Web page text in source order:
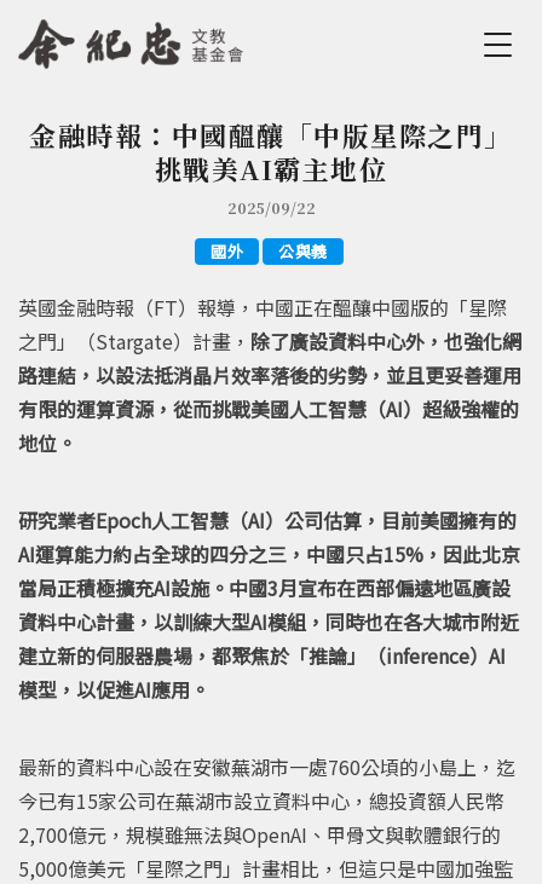
Jump to Navigation
Jump to Main content
您在這裡
金融時報：中國醞釀「中版星際之門」
挑戰美AI霸主地位
2025/09/22
國外 公與義
英國金融時報（FT）報導，中國正在醞釀中國版的「星際
之門」（Stargate）計畫， 除了廣設資料中心外，也強化網
路連結，以設法抵消晶片效率落後的劣勢，並且更妥善運用
有限的運算資源，從而挑戰美國人工智慧（AI）超級強權的
地位。
研究業者Epoch人工智慧（AI）公司估算，目前美國擁有的
AI運算能力約占全球的四分之三，中國只占15%，因此北京
當局正積極擴充AI設施。中國3月宣布在西部偏遠地區廣設
資料中心計畫，以訓練大型AI模組，同時也在各大城市附近
建立新的伺服器農場，都聚焦於「推論」（inference）AI
模型，以促進AI應用。
最新的資料中心設在安徽蕪湖市一處760公頃的小島上，迄
今已有15家公司在蕪湖市設立資料中心，總投資額人民幣
2,700億元，規模雖無法與OpenAI、甲骨文與軟體銀行的
5,000億美元「星際之門」計畫相比，但這只是中國加強監